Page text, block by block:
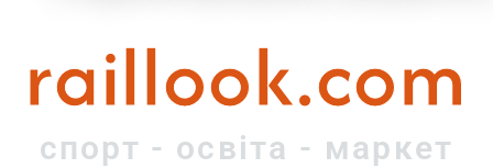
raillook.com
спорт - освіта - маркет